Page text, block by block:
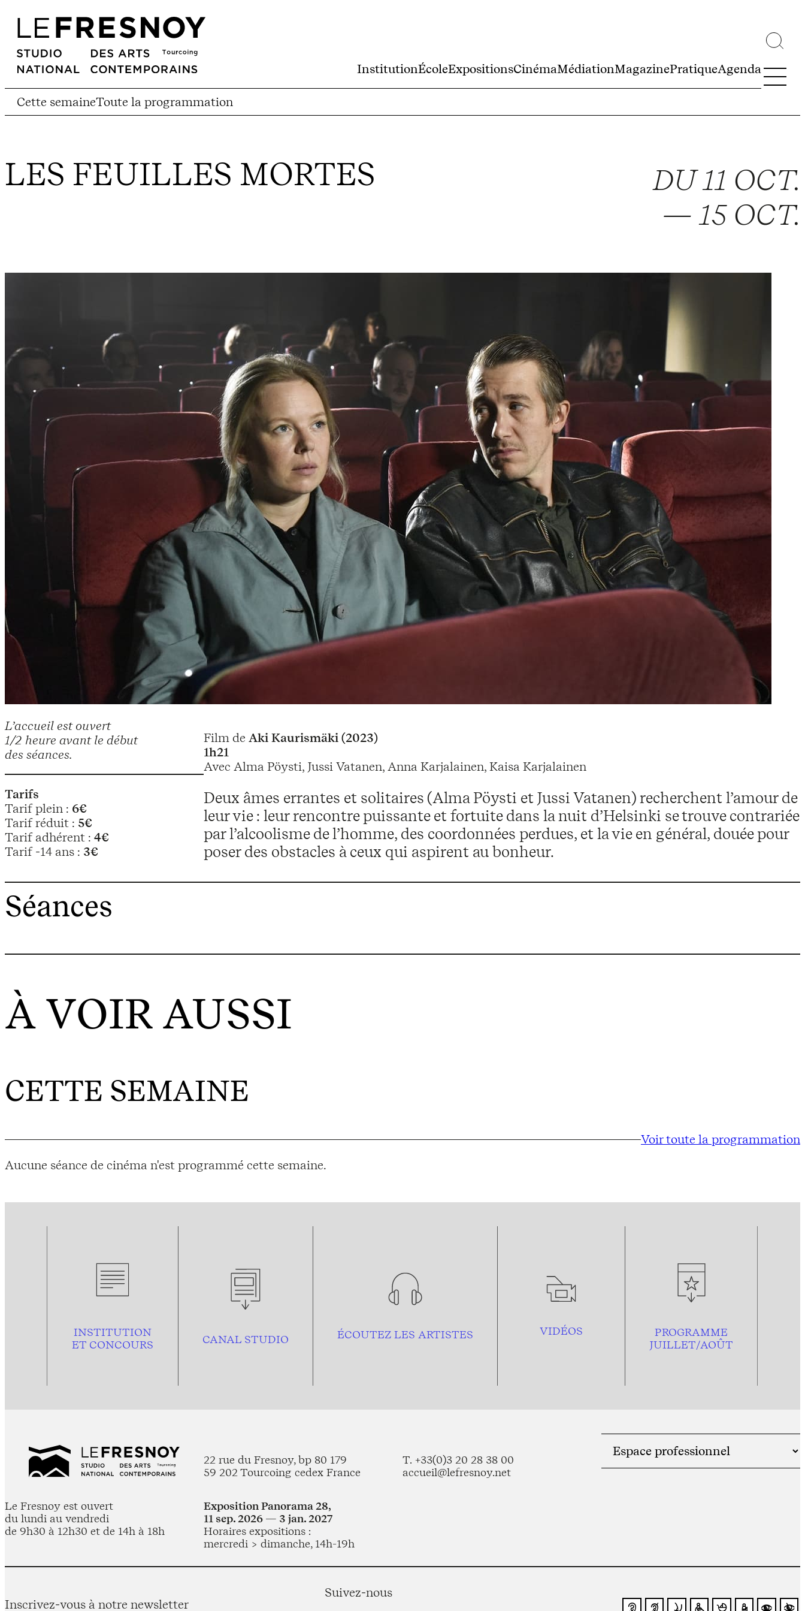
InstitutionÉcoleExpositionsCinémaMédiationMagazinePratiqueAgenda
Cette semaineToute la programmation
LES FEUILLES MORTES
DU 11 OCT.
— 15 OCT.
L’accueil est ouvert
1/2 heure avant le début
des séances.
Tarifs
Tarif plein : 6€
Tarif réduit : 5€
Tarif adhérent : 4€
Tarif -14 ans : 3€
Film de Aki Kaurismäki (2023)
1h21
Avec Alma Pöysti, Jussi Vatanen, Anna Karjalainen, Kaisa Karjalainen
Deux âmes errantes et solitaires (Alma Pöysti et Jussi Vatanen) recherchent l’amour de
leur vie : leur rencontre puissante et fortuite dans la nuit d’Helsinki se trouve contrariée
par l’alcoolisme de l’homme, des coordonnées perdues, et la vie en général, douée pour
poser des obstacles à ceux qui aspirent au bonheur.
Séances
À VOIR AUSSI
CETTE SEMAINE
Voir toute la programmation
Aucune séance de cinéma n'est programmé cette semaine.
INSTITUTION
ET CONCOURS
CANAL STUDIO ÉCOUTEZ LES ARTISTES VIDÉOS
PROGRAMME
JUILLET/AOÛT
22 rue du Fresnoy, bp 80 179
59 202 Tourcoing cedex France
T. +33(0)3 20 28 38 00
accueil@lefresnoy.net
Le Fresnoy est ouvert
du lundi au vendredi
de 9h30 à 12h30 et de 14h à 18h
Exposition Panorama 28,
11 sep. 2026 — 3 jan. 2027
Horaires expositions :
mercredi > dimanche, 14h-19h
Inscrivez-vous à notre newsletter
Suivez-nous